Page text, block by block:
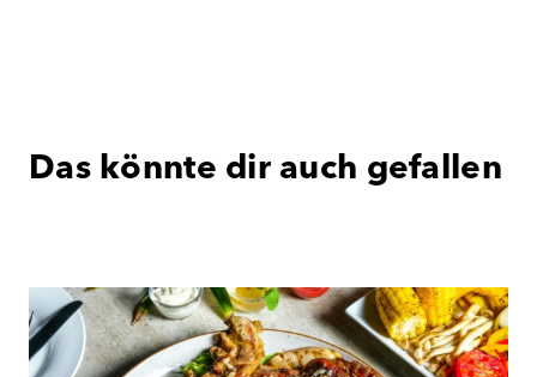
Das könnte dir auch gefallen